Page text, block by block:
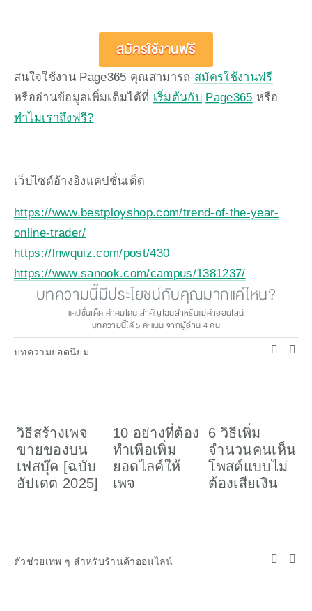
สมัครใช้งานฟรี
สนใจใช้งาน Page365 คุณสามารถ สมัครใช้งานฟรี
หรืออ่านข้อมูลเพิ่มเติมได้ที่ เริ่มต้นกับ Page365
ทำไมเราถึงฟรี?
เว็บไซต์อ้างอิงแคปชั่นเด็ด
https://www.bestployshop.com/trend-of-the-year-
online-trader/
https://lnwquiz.com/post/430
https://www.sanook.com/campus/1381237/
บทความนี้มีประโยชน์กับคุณมากแค่ไหน?
แคปชั่นเด็ด คำคมโดน สำคัญไฉนสำหรับแม่ค้าออนไลน์
บทความนี้ได้5 คะแนน จากผู้อ่าน 4คน
บทความยอดนิยม
วิธีสร้างเพจ
ขายของบน
เฟสบุ๊ค [ฉบับ
อัปเดต 2025]
10 อย่างที่ต้อง
ทำเพื่อเพิ่ม
ยอดไลค์ให้
เพจ
6 วิธีเพิ่ม
จำนวนคนเห็น
โพสต์แบบไม่
ต้องเสียเงิน
ตัวช่วยเทพ ๆ สำหรับร้านค้าออนไลน์